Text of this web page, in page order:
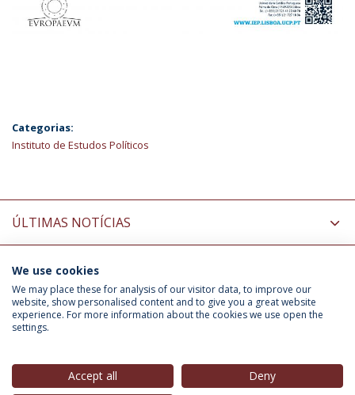
Categorias:
Instituto de Estudos Políticos
ÚLTIMAS NOTÍCIAS
INFORMAÇÃO PARA
We use cookies
We may place these for analysis of our visitor data, to improve our
website, show personalised content and to give you a great website
experience. For more information about the cookies we use open the
settings.
Accept all Deny